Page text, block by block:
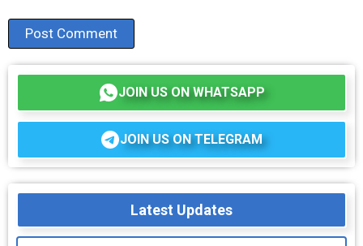
JOIN US ON WHATSAPP
JOIN US ON TELEGRAM
Latest Updates